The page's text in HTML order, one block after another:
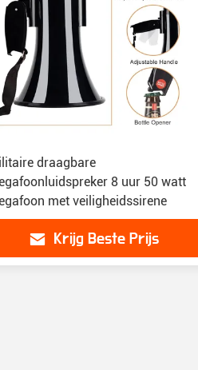
draagbare
8 uur 50 watt
met veiligheidssirene
Krijg Beste Prijs